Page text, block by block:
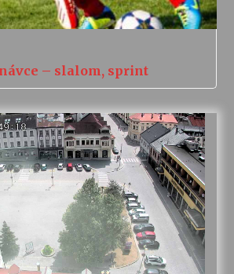
– slalom, sprint